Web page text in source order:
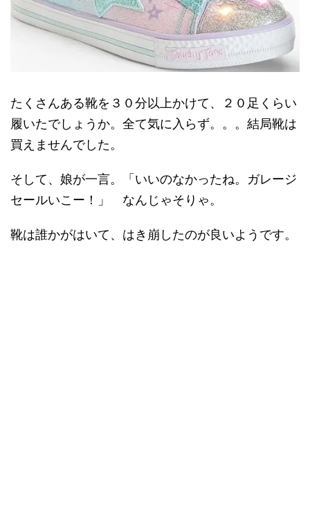
たくさんある靴を３０分以上かけて、２０足くらい
履いたでしょうか。全て気に入らず。。。結局靴は
買えませんでした。
そして、娘が一言。「いいのなかったね。ガレージ
セールいこー！」 なんじゃそりゃ。
靴は誰かがはいて、はき崩したのが良いようです。